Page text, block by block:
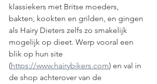
klassiekers met Britse moeders,
bakten, kookten en grilden, en gingen
als Hairy Dieters zelfs zo smakelijk
mogelijk op dieet. Werp vooral een
blik op hun site
(https://www.hairybikers.com) en val in
de shop achterover van de